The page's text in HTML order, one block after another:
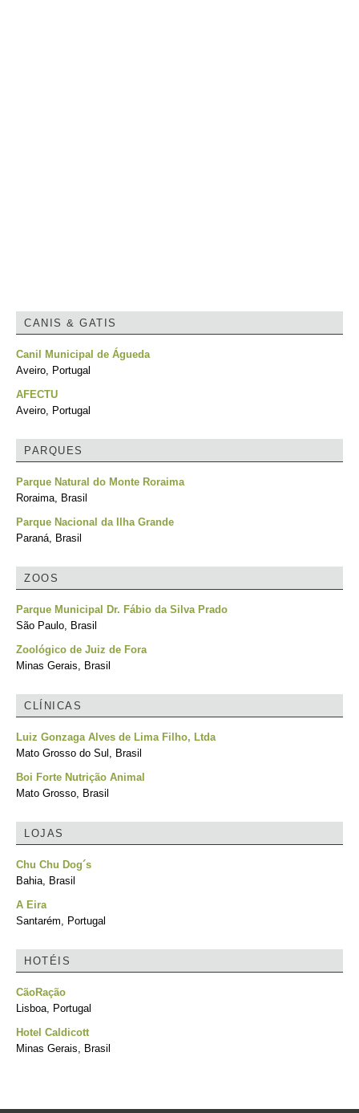
CANIS & GATIS
Canil Municipal de Águeda
Aveiro, Portugal
AFECTU
Aveiro, Portugal
PARQUES
Parque Natural do Monte Roraima
Roraima, Brasil
Parque Nacional da Ilha Grande
Paraná, Brasil
ZOOS
Parque Municipal Dr. Fábio da Silva Prado
São Paulo, Brasil
Zoológico de Juiz de Fora
Minas Gerais, Brasil
CLÍNICAS
Luiz Gonzaga Alves de Lima Filho, Ltda
Mato Grosso do Sul, Brasil
Boi Forte Nutrição Animal
Mato Grosso, Brasil
LOJAS
Chu Chu Dog´s
Bahia, Brasil
A Eira
Santarém, Portugal
HOTÉIS
CãoRação
Lisboa, Portugal
Hotel Caldicott
Minas Gerais, Brasil